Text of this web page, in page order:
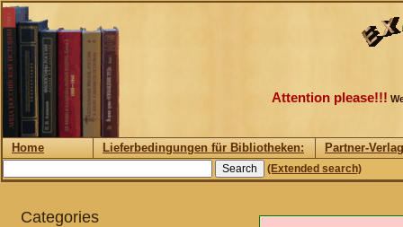
Attention please!!!
Home Lieferbedingungen für Bibliotheken: Partner-
(Extended search)
Categories